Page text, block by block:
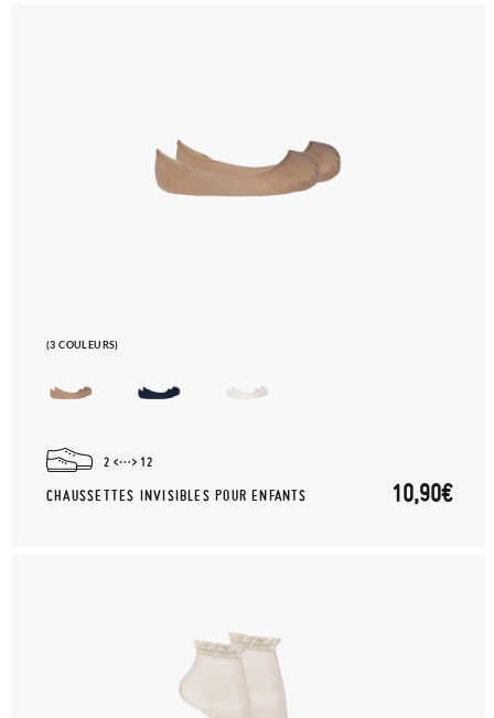
(3 COULEURS)
2 12
CHAUSSETTES INVISIBLES POUR ENFANTS 10,90€